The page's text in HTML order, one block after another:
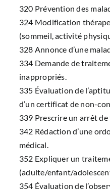
320 Prévention des
324 Modification
(sommeil, activité
328 Annonce d’une
334 Demande de
inappropriés.
335 Évaluation de
d’un certificat de non-
339 Prescrire un arrêt
342 Rédaction d’une
médical.
352 Expliquer un
(adulte/enfant/
354 Évaluation de